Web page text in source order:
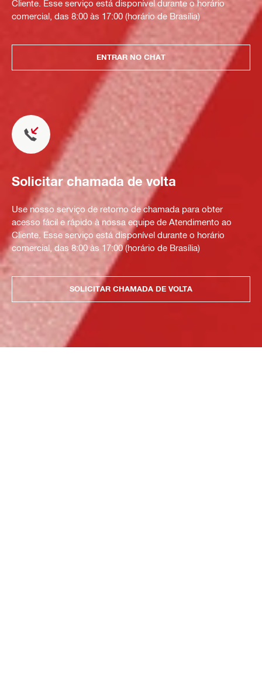
Cliente. Esse serviço está disponível durante o horário
comercial, das 8:00 às 17:00 (horário de Brasília)
ENTRAR NO CHAT
Solicitar chamada de volta
Use nosso serviço de retorno de chamada para obter
acesso fácil e rápido à nossa equipe de Atendimento ao
Cliente. Esse serviço está disponível durante o horário
comercial, das 8:00 às 17:00 (horário de Brasília)
SOLICITAR CHAMADA DE VOLTA